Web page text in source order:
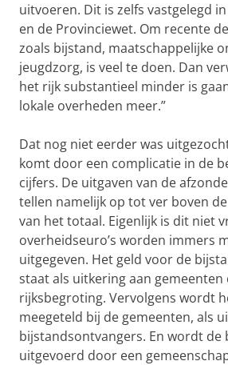
uitvoeren. Dit is zelfs vastgelegd
en de Provinciewet. Om recente
zoals bijstand, maatschappelijke
jeugdzorg, is veel te doen. Dan
het rijk substantieel minder is
lokale overheden meer.”
Dat nog niet eerder was
komt door een complicatie in de
cijfers. De uitgaven van de
tellen namelijk op tot ver boven
van het totaal. Eigenlijk is dit niet
overheidseuro’s worden immers
uitgegeven. Het geld voor de
staat als uitkering aan gemeenten
rijksbegroting. Vervolgens wordt
meegeteld bij de gemeenten, als
bijstandsontvangers. En wordt de
uitgevoerd door een